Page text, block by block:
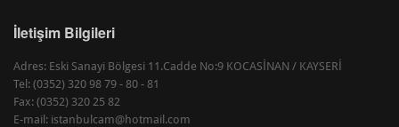
İletişim Bilgileri
Adres: Eski Sanayi Bölgesi 11.Cadde No:9 KOCASİNAN / KAYSERİ
Tel: (0352) 320 98 79 - 80 - 81
Fax: (0352) 320 25 82
E-mail: istanbulcam@hotmail.com